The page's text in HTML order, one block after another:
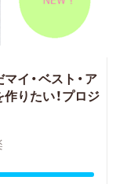
イ・ベスト・ア
りたい！プロジ